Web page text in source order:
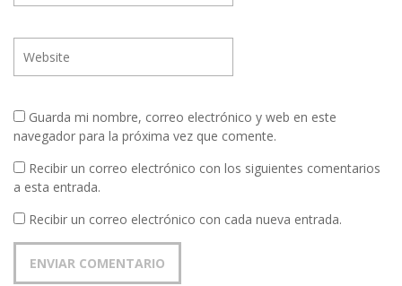
Guarda mi nombre, correo electrónico y web en este
navegador para la próxima vez que comente.
Recibir un correo electrónico con los siguientes comentarios
a esta entrada.
Recibir un correo electrónico con cada nueva entrada.